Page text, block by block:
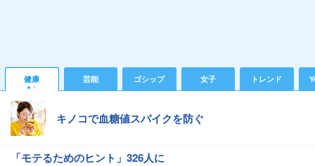
健康 芸能 ゴシップ 女子 トレンド
キノコで血糖値スパイクを防ぐ
「モテるためのヒント」326人に